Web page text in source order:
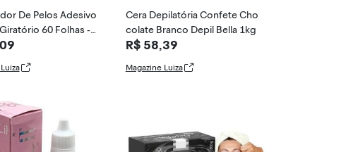
De Pelos Adesivo
60 Folhas -
Cera Depilatória Confete Cho
colate Branco Depil Bella 1kg
R$ 58,39
Magazine Luiza